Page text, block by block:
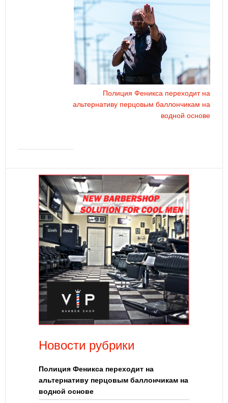
Полиция Феникса переходит на
альтернативу перцовым баллончикам на
водной основе
Новости рубрики
Полиция Феникса переходит на
альтернативу перцовым баллончикам на
водной основе